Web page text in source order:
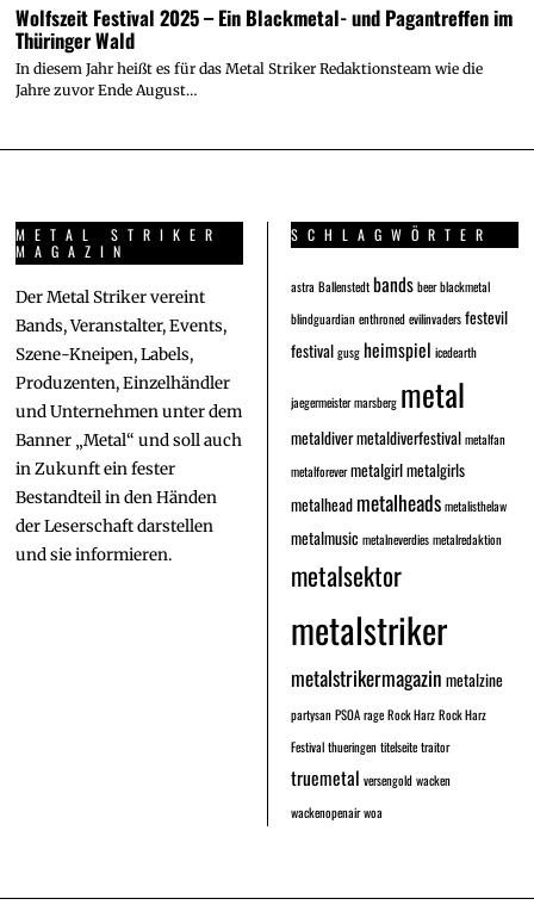
Wolfszeit Festival 2025 – Ein Blackmetal- und Pagantreffen im
Thüringer Wald
In diesem Jahr heißt es für das Metal Striker Redaktionsteam wie die
Jahre zuvor Ende August…
METAL STRIKER
MAGAZIN
Der Metal Striker vereint
Bands, Veranstalter, Events,
Szene-Kneipen, Labels,
Produzenten, Einzelhändler
und Unternehmen unter dem
Banner „Metal“ und soll auch
in Zukunft ein fester
Bestandteil in den Händen
der Leserschaft darstellen
und sie informieren.
SCHLAGWÖRTER
astra Ballenstedtbandsbeerblackmetal
blindguardianenthronedevilinvadersfestevil
festivalgusgheimspiel icedearth
jaegermeistermarsberg metal
metaldivermetaldiverfestivalmetalfan
metalforevermetalgirlmetalgirls
metalhead metalheadsmetalisthelaw
metalmusic metalneverdiesmetalredaktion
metalsektor
metalstriker
metalstrikermagazin metalzine
partysanPSOArageRock HarzRock Harz
Festivalthueringentitelseitetraitor
truemetal versengoldwacken
wackenopenairwoa